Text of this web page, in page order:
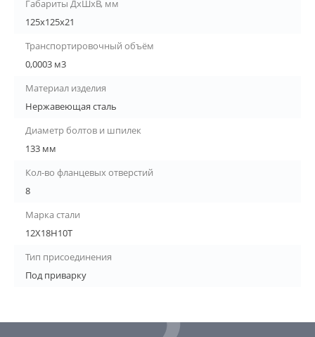
Габариты ДхШхВ, мм
125х125х21
Транспортировочный объём
0,0003 м3
Материал изделия
Нержавеющая сталь
Диаметр болтов и шпилек
133 мм
Кол-во фланцевых отверстий
8
Марка стали
12Х18Н10Т
Тип присоединения
Под приварку